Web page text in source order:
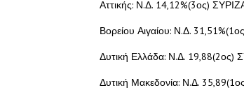
Αττικής: Ν.Δ. 14,12%(3ος)
Βορείου Αιγαίου: Ν.Δ.
Δυτική Ελλάδα: Ν.Δ. 19,88(2ος)
Δυτική Μακεδονία: Ν.Δ.